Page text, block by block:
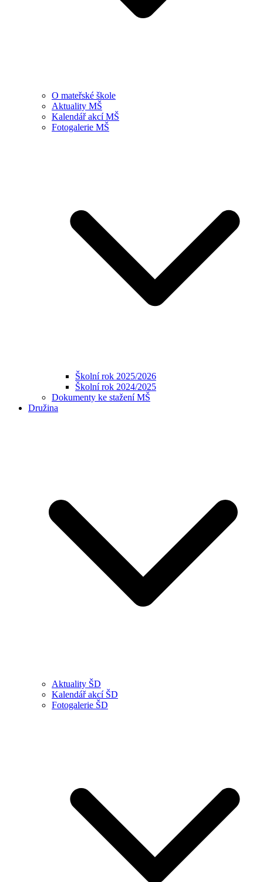
O mateřské škole
Aktuality MŠ
Kalendář akcí MŠ
Fotogalerie MŠ
Školní rok 2025/2026
Školní rok 2024/2025
Dokumenty ke stažení MŠ
Družina
Aktuality ŠD
Kalendář akcí ŠD
Fotogalerie ŠD